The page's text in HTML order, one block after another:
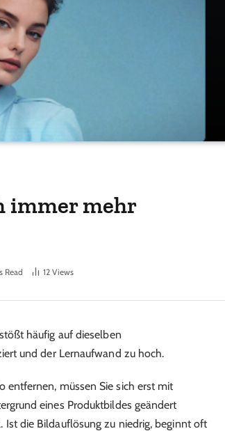
immer mehr
Read 12 Views
häufig auf dieselben
und der Lernaufwand zu hoch.
entfernen, müssen Sie sich erst mit
eines Produktbildes geändert
Ist die Bildauflösung zu niedrig, beginnt oft